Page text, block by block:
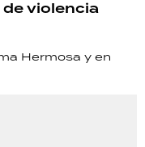
violencia
Hermosa y en